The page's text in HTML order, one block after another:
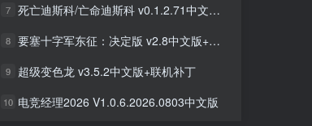
7 死亡迪斯科/亡命迪斯科 v0.1.2.71中文版+全DLC整合
8 要塞十字军东征：决定版 v2.8中文版+全DLC整合
9 超级变色龙 v3.5.2中文版+联机补丁
10 电竞经理2026 V1.0.6.2026.0803中文版